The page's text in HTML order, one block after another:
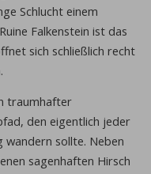
Schlucht einem
Falkenstein ist das
sich schließlich recht
traumhafter
den eigentlich jeder
wandern sollte. Neben
sagenhaften Hirsch